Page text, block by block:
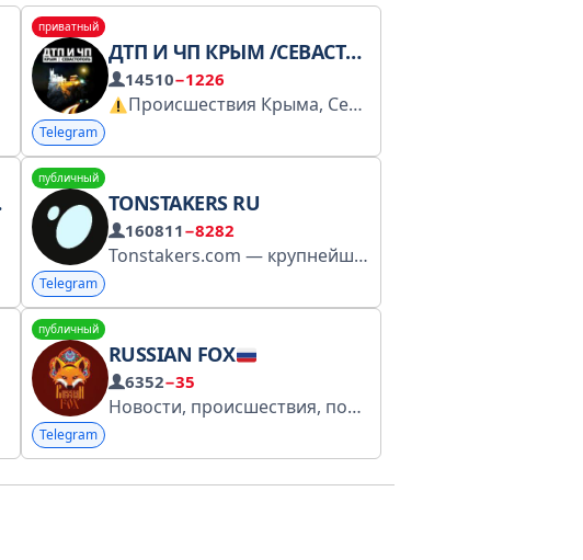
приватный
ДТП И ЧП КРЫМ /СЕВАСТОПОЛЬ/СИМФЕРОПОЛЬ
14510−1226
Происшествия Крыма, Севастополя, Симферополя, Ялты, Евпатории , Феодосии , Бахчисарая 24 часа в сутки, 7 дней в неделю.
Telegram
Здесь готовые истории, реклама, аудит,
публичный
TONSTAKERS RU
160811−8282
Tonstakers.com — крупнейший ликвидный стейкинг на блокчейне TON MiniApp: t.me/tonstakers_bot/app?startapp Наш чат: t.me/tonstakers_community Связь: @tonstakers_support_bot
Telegram
публичный
RUSSIAN FOX
6352−35
Новости, происшествия, политика, шоу-бизнес, мода, кино, музыка: следим за новостями и разбавляем повестку забавными видео Прислать новость и вопросы по рекламе: @RusFoxBot
Telegram